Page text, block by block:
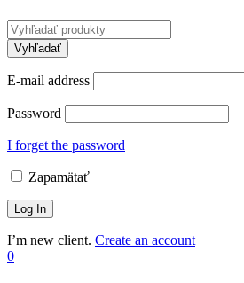
E-mail address
Password
I forget the password
Zapamätať
I’m new client. Create an account
0